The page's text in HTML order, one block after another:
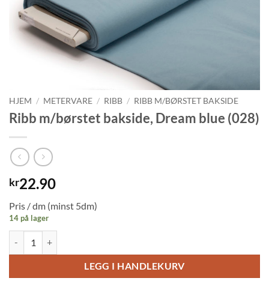
HJEM / METERVARE / RIBB / RIBB M/BØRSTET BAKSIDE
Ribb m/børstet bakside, Dream blue (028)
kr22.90
Pris / dm (minst 5dm)
14 på lager
LEGG I HANDLEKURV